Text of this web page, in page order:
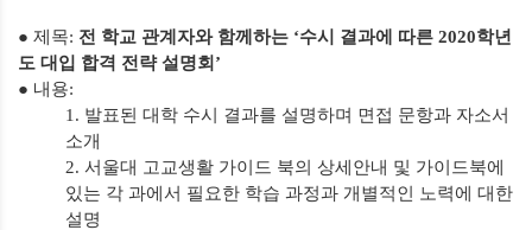
● 제목: 전 학교 관계자와 함께하는 ‘수시 결과에 따른 2020학년
도 대입 합격 전략 설명회 ’
● 내용:
1. 발표된 대학 수시 결과를 설명하며 면접 문항과 자소서
소개
2. 서울대 고교생활 가이드 북의 상세안내 및 가이드북에
있는 각 과에서 필요한 학습 과정과 개별적인 노력에 대한
설명